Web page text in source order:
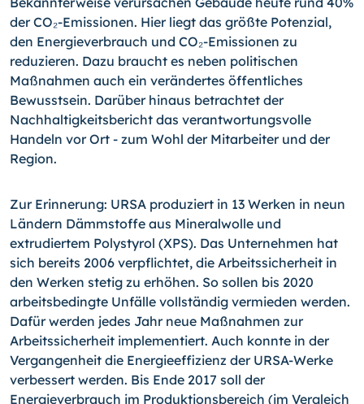
der CO₂-Emissionen. Hier liegt das größte Potenzial,
den Energieverbrauch und CO₂-Emissionen zu
reduzieren. Dazu braucht es neben politischen
Maßnahmen auch ein verändertes öffentliches
Bewusstsein. Darüber hinaus betrachtet der
Nachhaltigkeitsbericht das verantwortungsvolle
Handeln vor Ort - zum Wohl der Mitarbeiter und der
Region.
Zur Erinnerung: URSA produziert in 13 Werken in neun
Ländern Dämmstoffe aus Mineralwolle und
extrudiertem Polystyrol (XPS). Das Unternehmen hat
sich bereits 2006 verpflichtet, die Arbeitssicherheit in
den Werken stetig zu erhöhen. So sollen bis 2020
arbeitsbedingte Unfälle vollständig vermieden werden.
Dafür werden jedes Jahr neue Maßnahmen zur
Arbeitssicherheit implementiert. Auch konnte in der
Vergangenheit die Energieeffizienz der URSA-Werke
verbessert werden. Bis Ende 2017 soll der
Energieverbrauch im Produktionsbereich (im Vergleich